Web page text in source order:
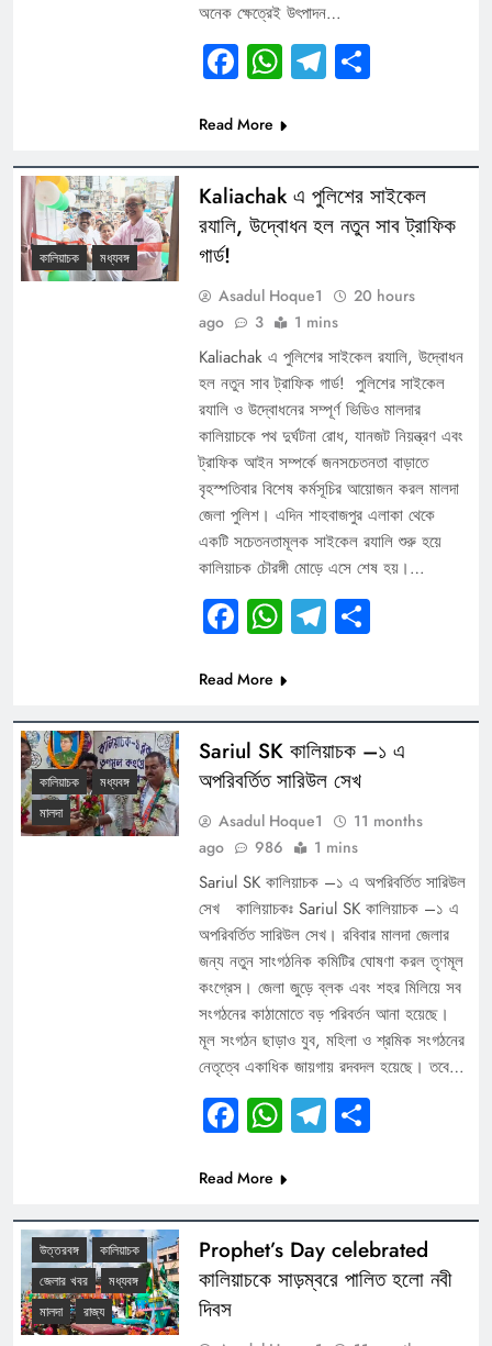
অনেক ক্ষেত্রেই উৎপাদন…
Facebook
WhatsApp
Telegram
Share
Read More
কালিয়াচক মধ্যবঙ্গ
Kaliachak এ পুলিশের সাইকেল
র‍যালি, উদ্বোধন হল নতুন সাব ট্রাফিক
গার্ড!
Asadul Hoque1
20 hours
ago
3 1 mins
Kaliachak এ পুলিশের সাইকেল র‍যালি, উদ্বোধন
হল নতুন সাব ট্রাফিক গার্ড! পুলিশের সাইকেল
র‍যালি ও উদ্বোধনের সম্পূর্ণ ভিডিও মালদার
কালিয়াচকে পথ দুর্ঘটনা রোধ, যানজট নিয়ন্ত্রণ এবং
ট্রাফিক আইন সম্পর্কে জনসচেতনতা বাড়াতে
বৃহস্পতিবার বিশেষ কর্মসূচির আয়োজন করল মালদা
জেলা পুলিশ। এদিন শাহবাজপুর এলাকা থেকে
একটি সচেতনতামূলক সাইকেল র‍যালি শুরু হয়ে
কালিয়াচক চৌরঙ্গী মোড়ে এসে শেষ হয়।…
Facebook
WhatsApp
Telegram
Share
Read More
কালিয়াচক
মধ্যবঙ্গ
মালদা
Sariul SK কালিয়াচক –১ এ
অপরিবর্তিত সারিউল সেখ
Asadul Hoque1
11 months
ago
986 1 mins
Sariul SK কালিয়াচক –১ এ অপরিবর্তিত সারিউল
সেখ কালিয়াচকঃ Sariul SK কালিয়াচক –১ এ
অপরিবর্তিত সারিউল সেখ। রবিবার মালদা জেলার
জন্য নতুন সাংগঠনিক কমিটির ঘোষণা করল তৃণমূল
কংগ্রেস। জেলা জুড়ে ব্লক এবং শহর মিলিয়ে সব
সংগঠনের কাঠামোতে বড় পরিবর্তন আনা হয়েছে।
মূল সংগঠন ছাড়াও যুব, মহিলা ও শ্রমিক সংগঠনের
নেতৃত্বে একাধিক জায়গায় রদবদল হয়েছে। তবে…
Facebook
WhatsApp
Telegram
Share
Read More
উত্তরবঙ্গ
কালিয়াচক
জেলার খবর
মধ্যবঙ্গ
মালদা
রাজ্য
Prophet’s Day celebrated
কালিয়াচকে সাড়ম্বরে পালিত হলো নবী
দিবস